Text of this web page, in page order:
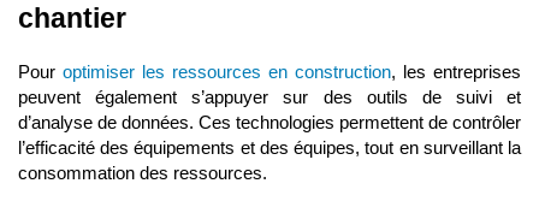
chantier
Pour optimiser les ressources en construction, les entreprises
peuvent également s’appuyer sur des outils de suivi et
d’analyse de données. Ces technologies permettent de contrôler
l’efficacité des équipements et des équipes, tout en surveillant la
consommation des ressources.